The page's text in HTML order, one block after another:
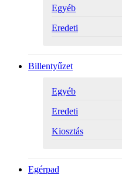
Egyéb
Eredeti
Billentyűzet
Egyéb
Eredeti
Kiosztás
Egérpad